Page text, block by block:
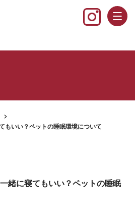
もいい？ペットの睡眠環境について
緒に寝てもいい？ペットの睡眠